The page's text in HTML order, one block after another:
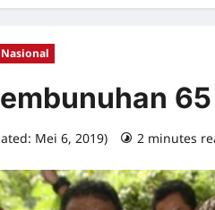
Nasional
Mei 6, 2019) 2 minutes